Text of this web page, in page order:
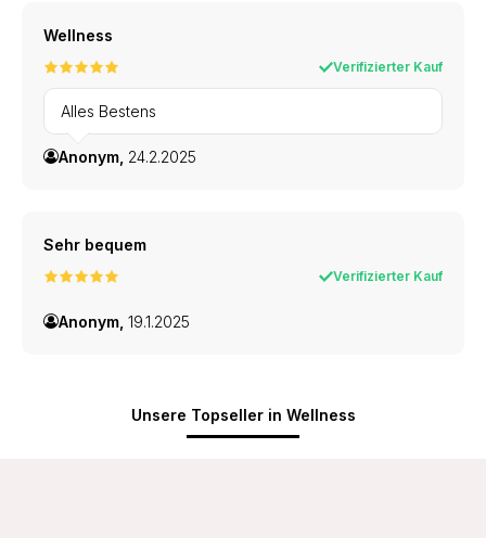
Wellness
Verifizierter Kauf
Alles Bestens
Anonym, 24.2.2025
Sehr bequem
Verifizierter Kauf
Anonym, 19.1.2025
Unsere Topseller in Wellness